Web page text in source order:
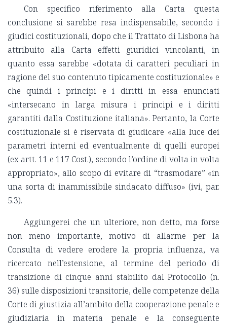
Con specifico riferimento alla Carta questa
conclusione si sarebbe resa indispensabile, secondo i
giudici costituzionali, dopo che il Trattato di Lisbona ha
attribuito alla Carta effetti giuridici vincolanti, in
quanto essa sarebbe «dotata di caratteri peculiari in
ragione del suo contenuto tipicamente costituzionale» e
che quindi i principi e i diritti in essa enunciati
«intersecano in larga misura i principi e i diritti
garantiti dalla Costituzione italiana». Pertanto, la Corte
costituzionale si è riservata di giudicare «alla luce dei
parametri interni ed eventualmente di quelli europei
(ex artt. 11 e 117 Cost.), secondo l’ordine di volta in volta
appropriato», allo scopo di evitare di “trasmodare” «in
una sorta di inammissibile sindacato diffuso» (ivi, par.
5.3).
Aggiungerei che un ulteriore, non detto, ma forse
non meno importante, motivo di allarme per la
Consulta di vedere erodere la propria influenza, va
ricercato nell’estensione, al termine del periodo di
transizione di cinque anni stabilito dal Protocollo (n.
36) sulle disposizioni transitorie, delle competenze della
Corte di giustizia all’ambito della cooperazione penale e
giudiziaria in materia penale e la conseguente